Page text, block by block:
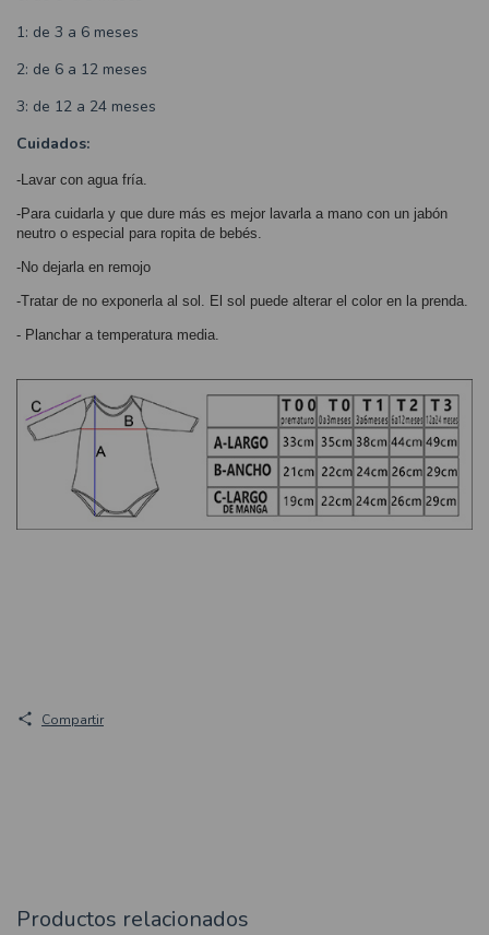
1: de 3 a 6 meses
2: de 6 a 12 meses
3: de 12 a 24 meses
Cuidados:
-Lavar con agua fría.
-Para cuidarla y que dure más es mejor lavarla a mano con un jabón
neutro o especial para ropita de bebés.
-No dejarla en remojo
-Tratar de no exponerla al sol. El sol puede alterar el color en la prenda.
- Planchar a temperatura media.
Compartir
Productos relacionados